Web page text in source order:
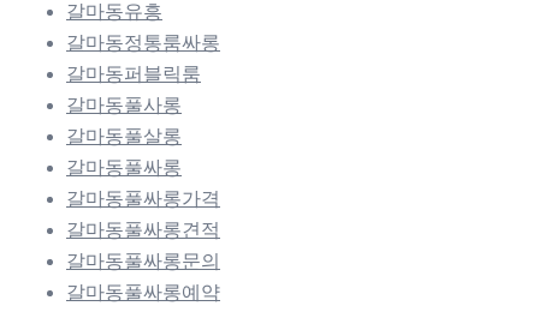
갈마동유흥
갈마동정통룸싸롱
갈마동퍼블릭룸
갈마동풀사롱
갈마동풀살롱
갈마동풀싸롱
갈마동풀싸롱가격
갈마동풀싸롱견적
갈마동풀싸롱문의
갈마동풀싸롱예약